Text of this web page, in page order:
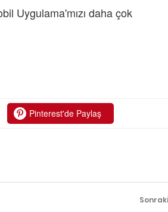
Uygulama'mızı daha çok
Pinterest'de Paylaş